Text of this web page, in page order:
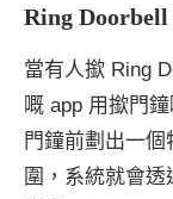
Ring
當有人撳 Ring
嘅 app 用撳門
門鐘前劃出一
圍，系統就會